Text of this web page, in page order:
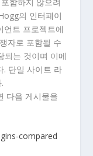
의 인터페이
언트 프로젝트에
자로 포함될 수
는 것이며 이메
. 단일 사이트 라
다음 게시물을
compared